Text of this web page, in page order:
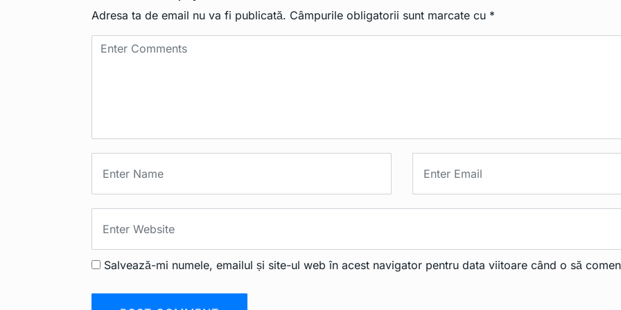
Adresa ta de email nu va fi publicată. Câmpurile obligatorii sunt marcate cu *
Salvează-mi numele, emailul și site-ul web în acest navigator pentru data viitoare când o să